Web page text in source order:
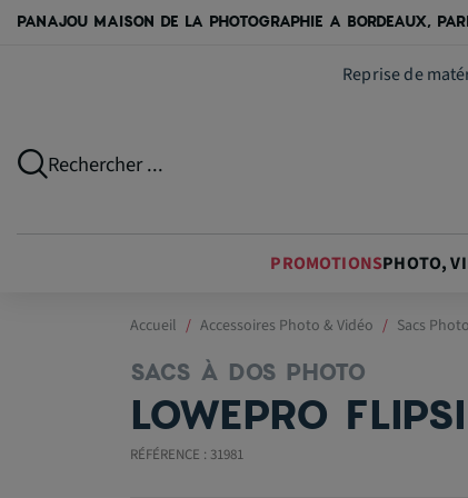
PANAJOU MAISON DE LA PHOTOGRAPHIE A BORDEAUX,
Reprise de
Rechercher ...
PROMOTIONSPHOTO,
Accueil Accessoires Photo & Vidéo Sacs
SACS À DOS PHOTO
LOWEPRO
RÉFÉRENCE : 31981